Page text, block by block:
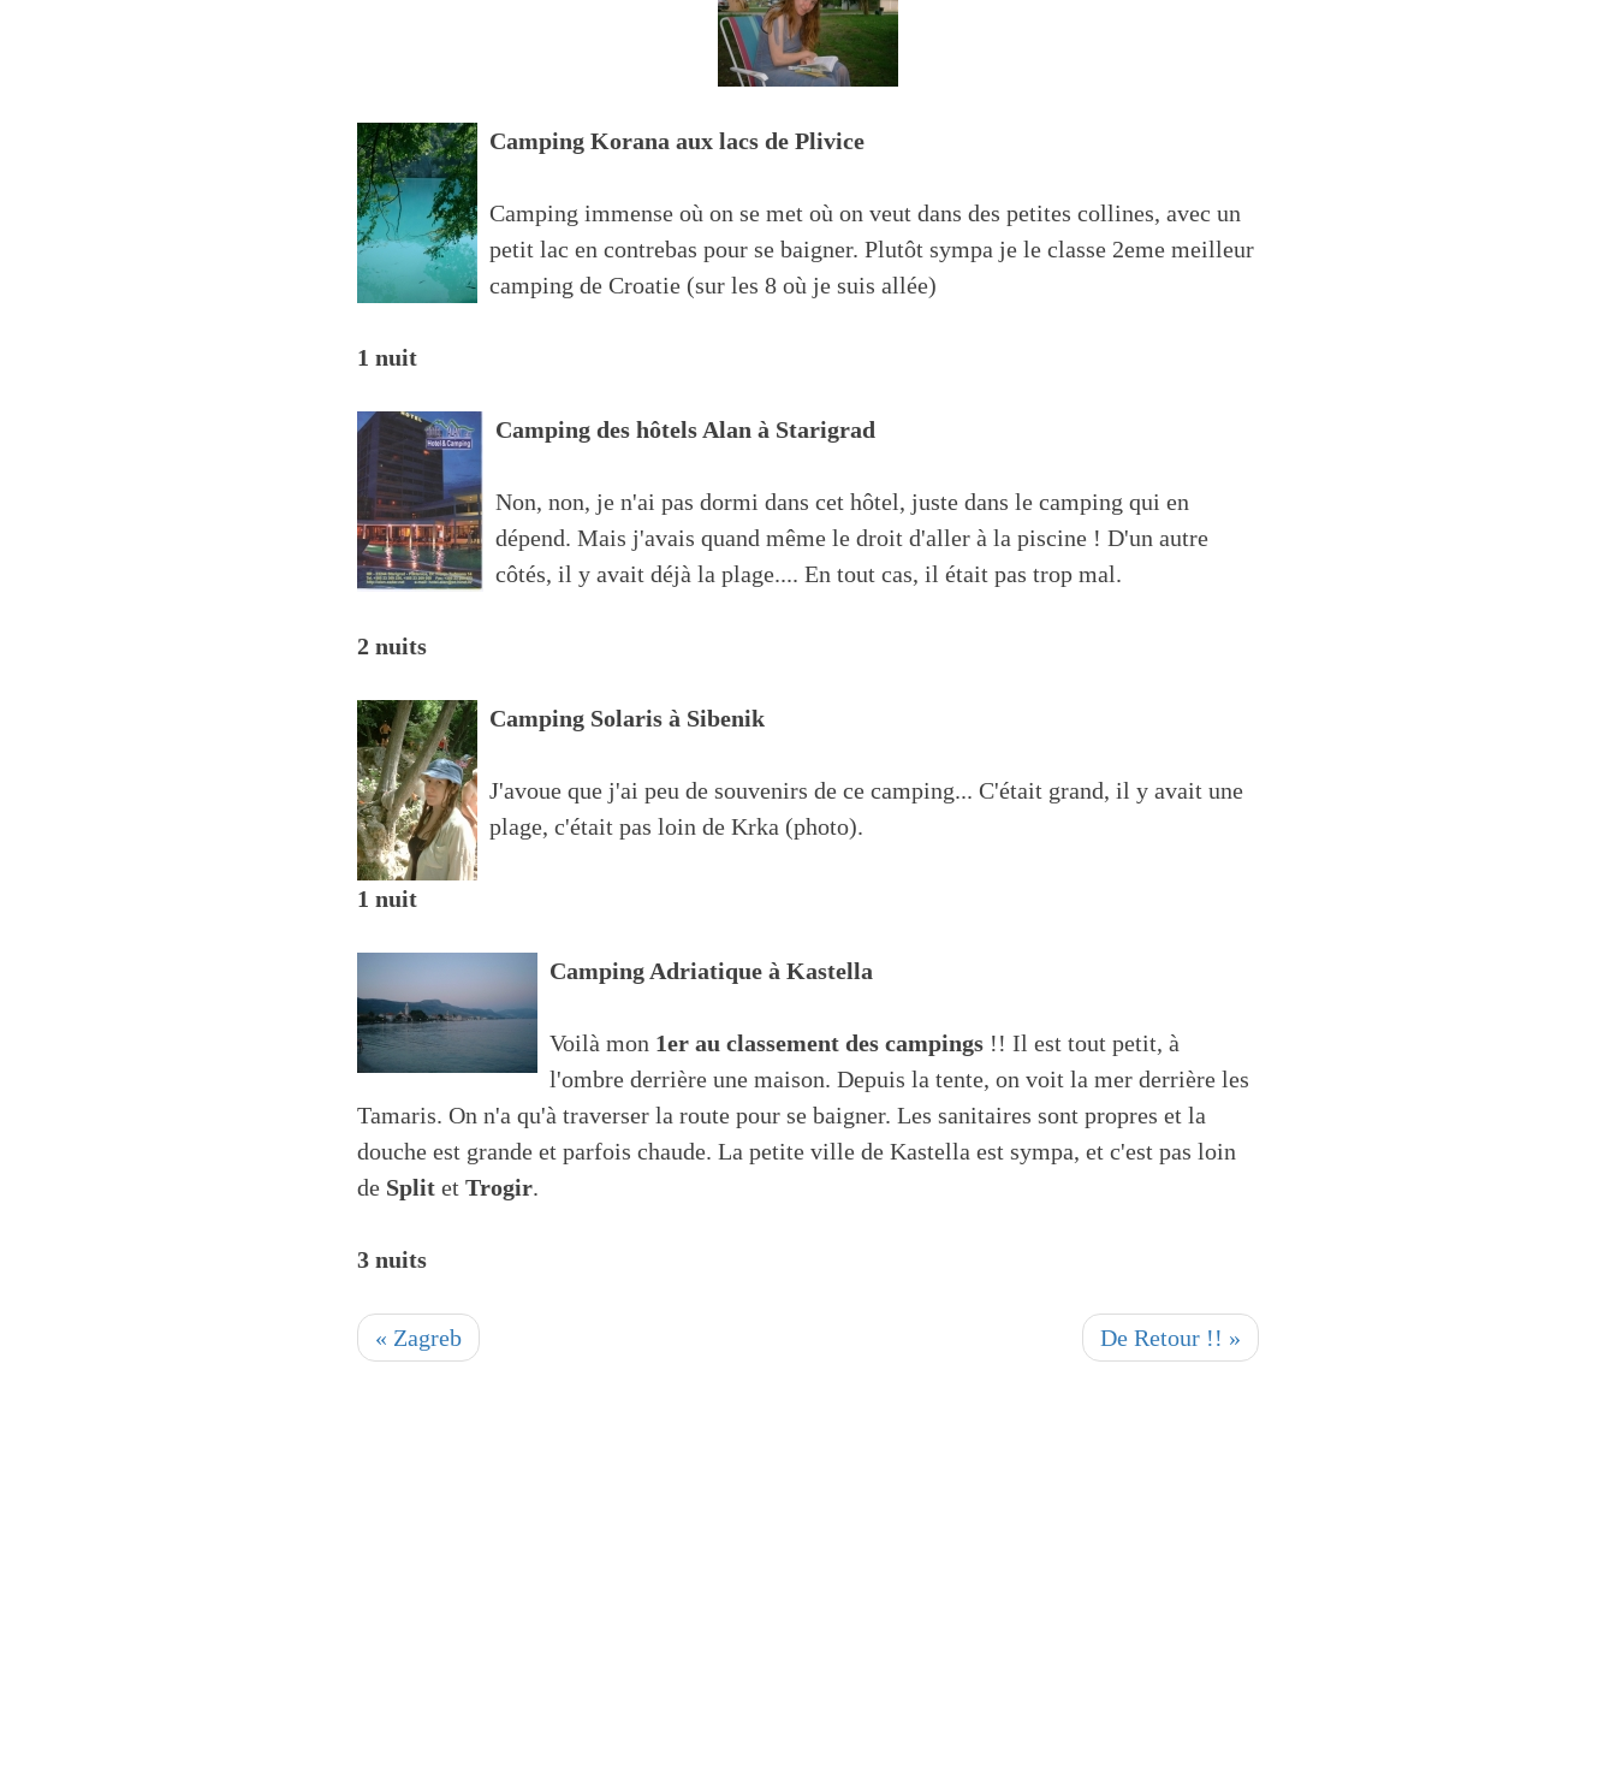
Camping Korana aux lacs de Plivice
Camping immense où on se met où on veut dans des petites collines, avec un
petit lac en contrebas pour se baigner. Plutôt sympa je le classe 2eme meilleur
camping de Croatie (sur les 8 où je suis allée)
1 nuit
Camping des hôtels Alan à Starigrad
Non, non, je n'ai pas dormi dans cet hôtel, juste dans le camping qui en
dépend. Mais j'avais quand même le droit d'aller à la piscine ! D'un autre
côtés, il y avait déjà la plage.... En tout cas, il était pas trop mal.
2 nuits
Camping Solaris à Sibenik
J'avoue que j'ai peu de souvenirs de ce camping... C'était grand, il y avait une
plage, c'était pas loin de Krka (photo).
1 nuit
Camping Adriatique à Kastella
Voilà mon 1er au classement des campings !! Il est tout petit, à
l'ombre derrière une maison. Depuis la tente, on voit la mer derrière les
Tamaris. On n'a qu'à traverser la route pour se baigner. Les sanitaires sont propres et la
douche est grande et parfois chaude. La petite ville de Kastella est sympa, et c'est pas loin
de Split et Trogir.
3 nuits
« Zagreb De Retour !! »